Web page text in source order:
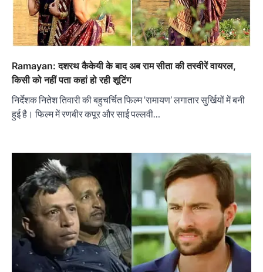
Ramayan: दशरथ कैकेयी के बाद अब राम सीता की तस्वीरें वायरल,
किसी को नहीं पता कहां हो रही शूटिंग
निर्देशक नितेश तिवारी की बहुचर्चित फिल्म ‘रामायण’ लगातार सुर्खियों में बनी
हुई है। फिल्म में रणबीर कपूर और साई पल्लवी…